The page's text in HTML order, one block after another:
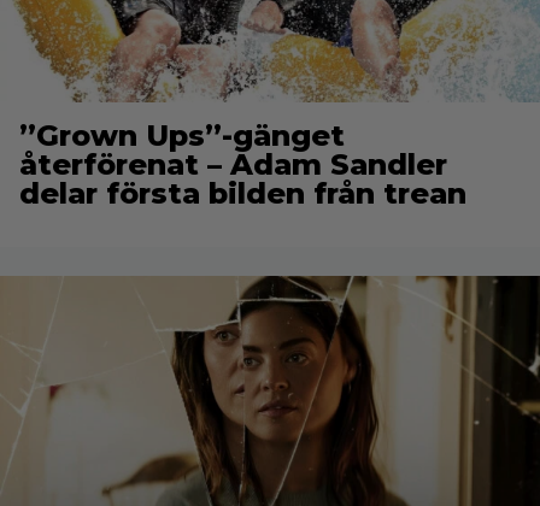
”Grown Ups”-gänget
återförenat – Adam Sandler
delar första bilden från trean